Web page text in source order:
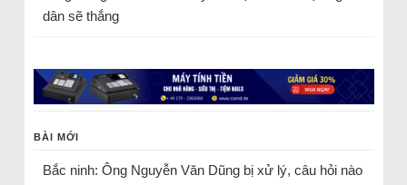
dân sẽ thắng
BÀI MỚI
Bắc ninh: Ông Nguyễn Văn Dũng bị xử lý, câu hỏi nào